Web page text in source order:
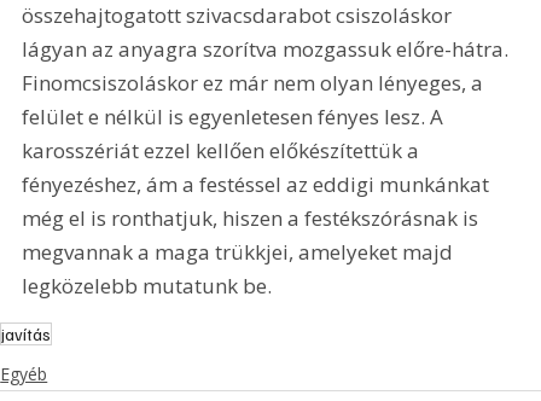
összehajtogatott szivacsdarabot csiszoláskor
lágyan az anyagra szorítva mozgassuk előre-hátra.
Finomcsiszoláskor ez már nem olyan lényeges, a
felület e nélkül is egyenletesen fényes lesz. A
karosszériát ezzel kellően előkészítettük a
fényezéshez, ám a festéssel az eddigi munkánkat
még el is ronthatjuk, hiszen a festékszórásnak is
megvannak a maga trükkjei, amelyeket majd
legközelebb mutatunk be.
javítás
Egyéb